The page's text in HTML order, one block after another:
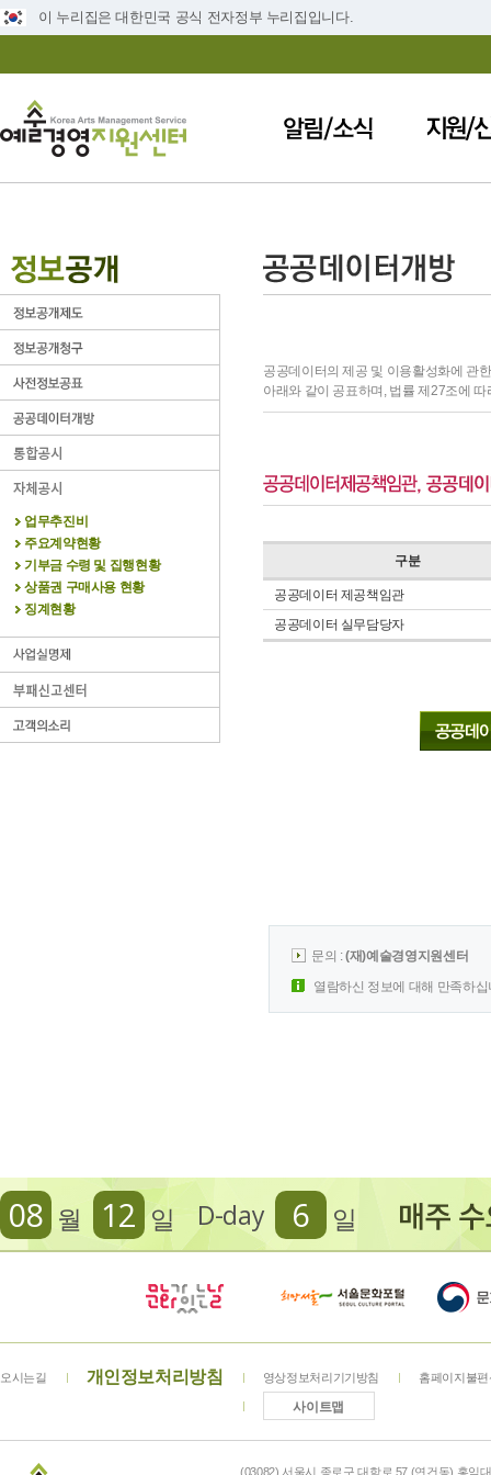
이 누리집은 대한민국 공식 전자정부 누리집입니다.
업무추진비
주요계약현황
기부금 수령 및 집행현황
상품권 구매사용 현황
징계현황
공공데이터의 제공 및 이용활성화에 관
아래와 같이 공표하며, 법률 제27조에
구분
공공데이터 제공책임관
공공데이터 실무담당자
문의 :(재)예술경영지원센터
열람하신 정보에 대해 만족하
D-day 6 일
08 월 12 일
오시는길 개인정보처리방침 영상정보처리기기방침 홈페이지불
사이트맵
(03082) 서울시 종로구 대학로 57 (연건동) 홍익